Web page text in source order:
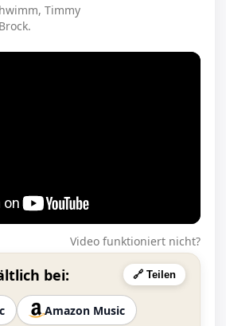
Timmy
Video funktioniert nicht?
bei: 🔗 Teilen
Amazon Music